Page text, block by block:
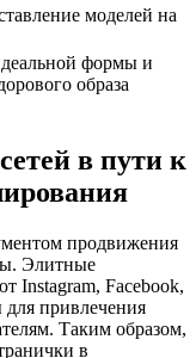
моделей на
формы и
образа
в пути к
продвижения
Элитные
Instagram, Facebook,
привлечения
Таким образом,
в